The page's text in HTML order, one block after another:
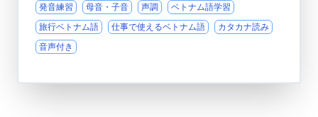
発音練習
母音・子音 声調
ベトナム語学習
旅行ベトナム語
仕事で使えるベトナム語
カタカナ読み
音声付き